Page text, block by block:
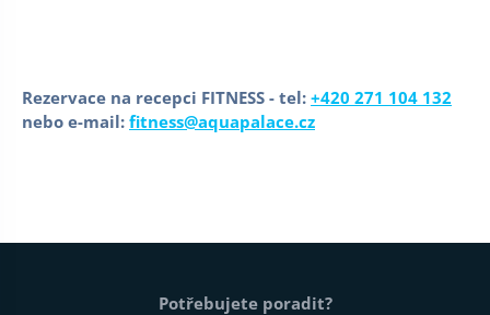
Rezervace na recepci FITNESS - tel: +420 271 104 132
nebo e-mail: fitness@aquapalace.cz
Patička webu
Potřebujete poradit?